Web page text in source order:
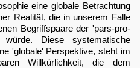
eine globale Betrachtung
Realität, die in unserem Falle
Begriffspaare der 'pars-pro-
Diese systematische
'globale' Perspektive, steht im
Willkürlichkeit, die dem